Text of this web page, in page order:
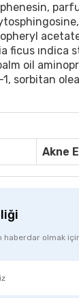
ficus ındica
oil
sorbitan
Akne
haberdar olmak